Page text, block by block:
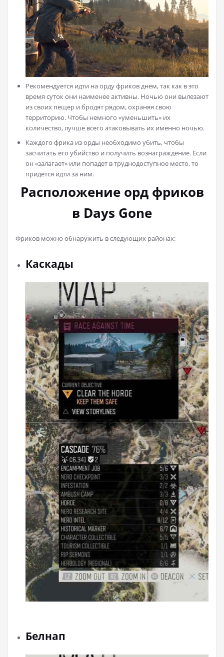
Рекомендуется идти на орду фриков днем, так как в это
время суток они наименее активны. Ночью они вылезают
из своих пещер и бродят рядом, охраняя свою
территорию. Чтобы немного «уменьшить» их
количество, лучше всего атаковывать их именно ночью.
Каждого фрика из орды необходимо убить, чтобы
засчитать его убийство и получить вознаграждение. Если
он «залагает» или попадет в труднодоступное место, то
придется идти за ним.
Расположение орд фриков
в Days Gone
Фриков можно обнаружить в следующих районах:
Каскады
Белнап